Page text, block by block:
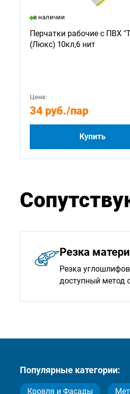
в наличии
Перчатки рабочие с ПВХ
(Люкс) 10кл,6 нит
Цена:
34 руб./пар
Купить
Резка
Резка
доступный метод
Популярные категории:
Кровля и Фасады